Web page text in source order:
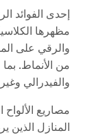
إحدى الفوائد
مظهرها
والرقي على
من الأنماط.
والفيدرالي
مصاريع
المنازل